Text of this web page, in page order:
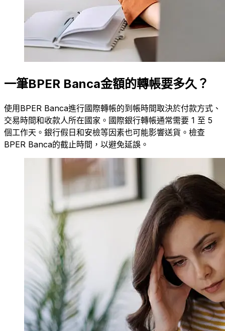
一筆BPER Banca金額的轉帳要多久？
使用BPER Banca進行國際轉帳的到帳時間取決於付款方式、
交易時間和收款人所在國家。國際銀行轉帳通常需要 1 至 5
個工作天。銀行假日和安檢等因素也可能影響送貨。檢查
BPER Banca的截止時間，以避免延誤。